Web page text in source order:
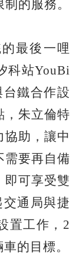
的服務。
最後一哩
科站YouBi
鐵合作設
，朱立倫特
協助，讓中
需要再自備
即可享受雙
通局與捷
置工作，2
的目標。